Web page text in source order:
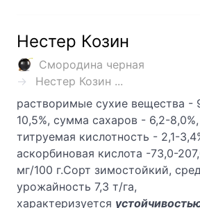
Нестер Козин
Смородина черная
Нестер Козин ...
растворимые сухие вещества -
10,5%, сумма сахаров - 6,2-8,0%,
титруемая кислотность - 2,1-
аскорбиновая кислота -73,0-
мг/100 г.Сорт зимостойкий,
урожайность 7,3 т/га,
характеризуется